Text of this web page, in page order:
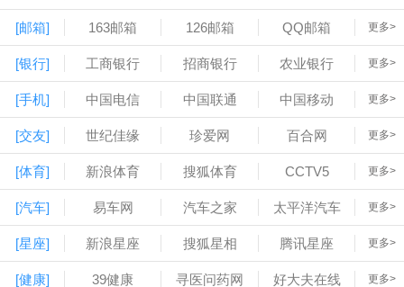
[邮箱] 163邮箱 126邮箱 QQ邮箱 更多>
[银行] 工商银行 招商银行 农业银行 更多>
[手机] 中国电信 中国联通 中国移动 更多>
[交友] 世纪佳缘 珍爱网 百合网 更多>
[体育] 新浪体育 搜狐体育 CCTV5 更多>
[汽车] 易车网 汽车之家 太平洋汽车 更多>
[星座] 新浪星座 搜狐星相 腾讯星座 更多>
[健康] 39健康 寻医问药网 好大夫在线 更多>